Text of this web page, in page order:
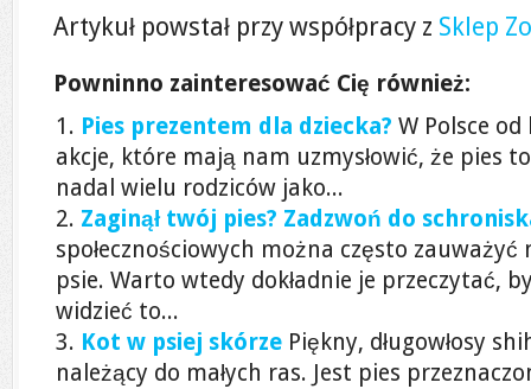
Artykuł powstał przy współpracy z Sklep
Powninno zainteresować Cię również:
Pies prezentem dla dziecka? W Polsce
akcje, które mają nam uzmysłowić, że pies
nadal wielu rodziców jako...
Zaginął twój pies? Zadzwoń do
społecznościowych można często zauważyć
psie. Warto wtedy dokładnie je przeczytać,
widzieć to...
Kot w psiej skórze Piękny, długowłosy
należący do małych ras. Jest pies